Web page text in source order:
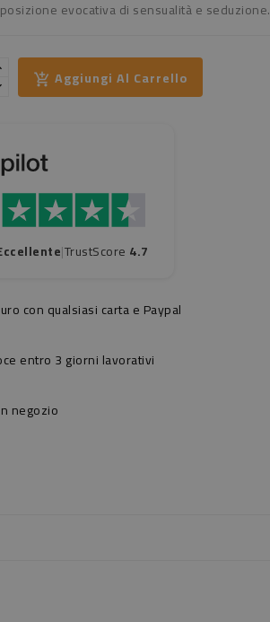
evocativa di sensualità e seduzione.
Aggiungi Al Carrello
|TrustScore 4.7
con qualsiasi carta e Paypal
entro 3 giorni lavorativi
negozio